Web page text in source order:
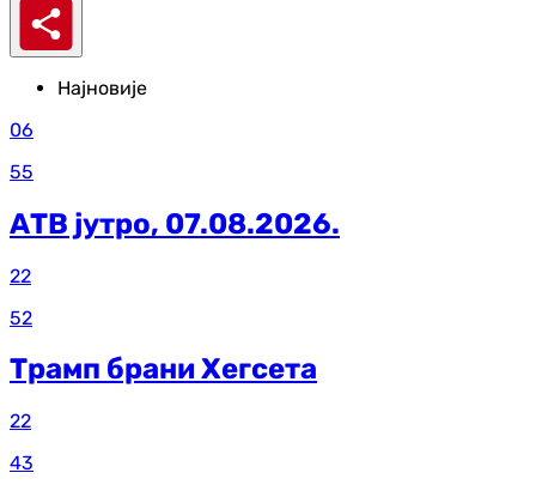
Најновије
06
55
АТВ јутро, 07.08.2026.
22
52
Трамп брани Хегсета
22
43